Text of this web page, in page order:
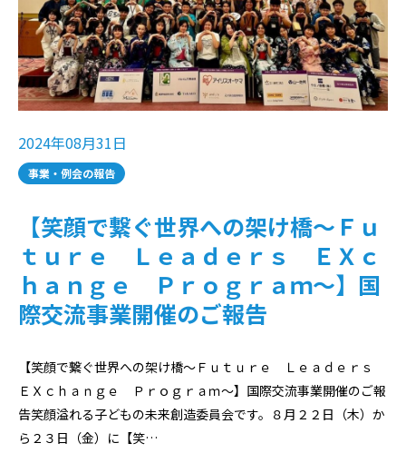
2024年08月31日
事業・例会の報告
【笑顔で繋ぐ世界への架け橋〜Ｆｕ
ｔｕｒｅ Ｌｅａｄｅｒｓ ＥＸｃ
ｈａｎｇｅ Ｐｒｏｇｒａｍ〜】国
際交流事業開催のご報告
【笑顔で繋ぐ世界への架け橋〜Ｆｕｔｕｒｅ Ｌｅａｄｅｒｓ
ＥＸｃｈａｎｇｅ Ｐｒｏｇｒａｍ〜】国際交流事業開催のご報
告⁡笑顔溢れる子どもの未来創造委員会です。⁡８月２２日（木）か
ら２３日（金）に【笑…